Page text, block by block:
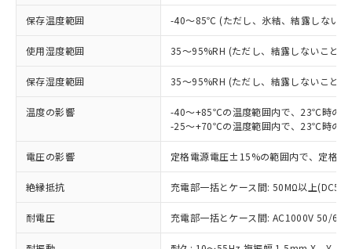
保存温度範囲 -40～85℃ (ただし、氷結、結露しないこ
使用湿度範囲 35～95%RH (ただし、結露しないこと)
保存湿度範囲 35～95%RH (ただし、結露しないこと)
温度の影響
-40～+85℃の温度範囲内で、23℃時の
-25～+70℃の温度範囲内で、23℃時の
電圧の影響 定格電源電圧±15%の範囲内で、定格
絶縁抵抗 充電部一括とケース間: 50MΩ以上
耐電圧 充電部一括とケース間: AC1000V 50/
以下の条件をお読みいただき、同意のうえ
本サービスは、当社制御機器事業取扱
商品の当社在庫状況および標準価格
(税抜)を提供させていただくもので
当社制御機器事業取扱商品の中には、
本サービスの対象外となる商品もある
ことをご了承ください。
対応予定：EU RoHS指令（10物質）の非含
有に対応した製品に切り替える予定のある
商品です。
対応予定なし：EU RoHS指令（10物質）の
非含有に非対応の商品で、対応品を出す予
調査・確認中：EU RoHS指令（10物質）の
非含有の対応状況を調査中または確認中の
商品です。
非該当品：ライセンス料など無形物で、有
害物質有無と関係のない商品です。
仕入先様の事情により、非含有部品として
いたものが、含有品と判明した場合などや
むを得ず変更することがあります。
※1 中国RoHS○×表
「○」：最大均質材料含有率が中国RoHSの
基準値以下であることを示します。
「×」：最大均質材料含有率が中国RoHSの
基準値を超えていることを示します。
「－」：未確認です。当社販売部門へお問
当社は、これら貴社製品のうち、外国
為替および外国貿易法に定める商品